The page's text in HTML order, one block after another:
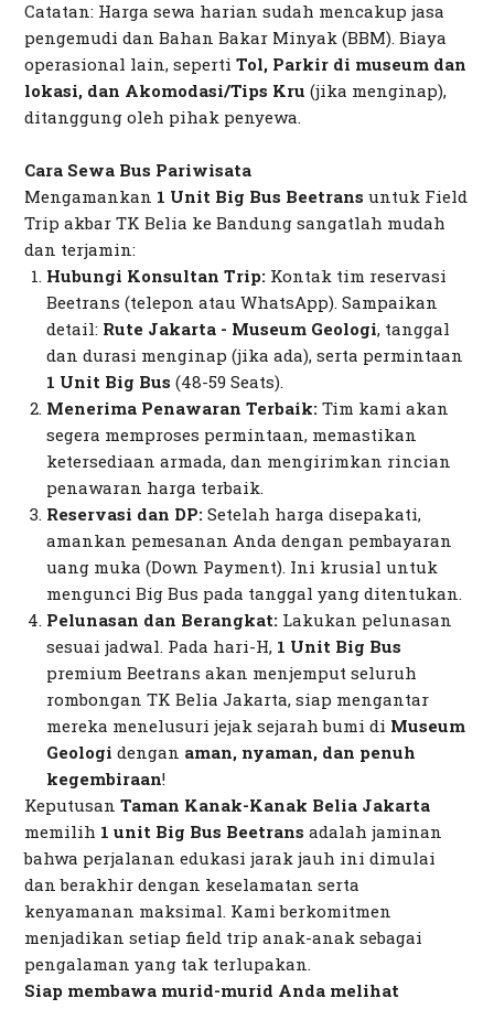
Catatan: Harga sewa harian sudah mencakup jasa
pengemudi dan Bahan Bakar Minyak (BBM). Biaya
operasional lain, sepertiTol, Parkir di museum dan
lokasi, dan Akomodasi/Tips Kru (jika menginap),
ditanggung oleh pihak penyewa.
Cara Sewa Bus Pariwisata
Mengamankan 1 Unit Big Bus Beetrans untuk Field
Trip akbar TK Belia ke Bandung sangatlah mudah
dan terjamin:
Hubungi Konsultan Trip: Kontak tim reservasi
Beetrans (telepon atau WhatsApp). Sampaikan
detail: Rute Jakarta - Museum Geologi, tanggal
dan durasi menginap (jika ada), serta permintaan
1 Unit Big Bus (48-59 Seats).
Menerima Penawaran Terbaik: Tim kami akan
segera memproses permintaan, memastikan
ketersediaan armada, dan mengirimkan rincian
penawaran harga terbaik.
Reservasi dan DP: Setelah harga disepakati,
amankan pemesanan Anda dengan pembayaran
uang muka (Down Payment). Ini krusial untuk
mengunci Big Bus pada tanggal yang ditentukan.
Pelunasan dan Berangkat: Lakukan pelunasan
sesuai jadwal. Pada hari-H, 1 Unit Big Bus
premium Beetrans akan menjemput seluruh
rombongan TK Belia Jakarta, siap mengantar
mereka menelusuri jejak sejarah bumi di Museum
Geologi dengan aman, nyaman, dan penuh
kegembiraan!
KeputusanTaman Kanak-Kanak Belia Jakarta
memilih 1 unit Big Bus Beetrans adalah jaminan
bahwa perjalanan edukasi jarak jauh ini dimulai
dan berakhir dengan keselamatan serta
kenyamanan maksimal. Kami berkomitmen
menjadikan setiap field trip anak-anak sebagai
pengalaman yang tak terlupakan.
Siap membawa murid-murid Anda melihat